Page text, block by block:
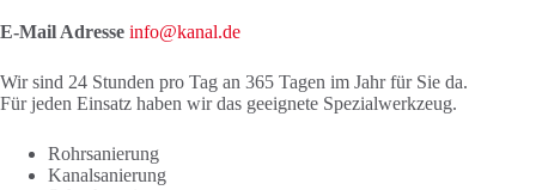
E-Mail Adresse info@kanal.de
Wir sind 24 Stunden pro Tag an 365 Tagen im Jahr für Sie da.
Für jeden Einsatz haben wir das geeignete Spezialwerkzeug.
Rohrsanierung
Kanalsanierung